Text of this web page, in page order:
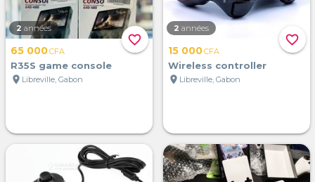
favorite_border
2 années
65 000CFA
R35S game console
location_on Libreville, Gabon
favorite_border
2 années
15 000CFA
Wireless controller
location_on Libreville, Gabon